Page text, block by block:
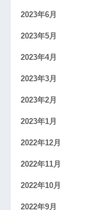
2023年6月
2023年5月
2023年4月
2023年3月
2023年2月
2023年1月
2022年12月
2022年11月
2022年10月
2022年9月